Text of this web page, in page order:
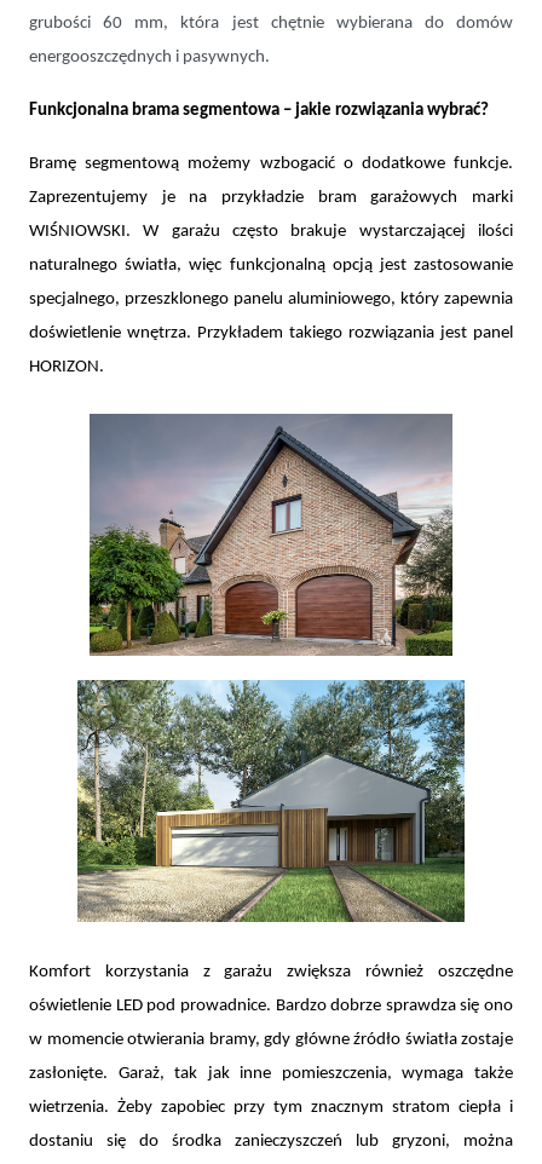
grubości 60 mm, która jest chętnie wybierana do domów
energooszczędnych i pasywnych.
Funkcjonalna brama segmentowa – jakie rozwiązania wybrać?
Bramę segmentową możemy wzbogacić o dodatkowe funkcje.
Zaprezentujemy je na przykładzie bram garażowych marki
WIŚNIOWSKI. W garażu często brakuje wystarczającej ilości
naturalnego światła, więc funkcjonalną opcją jest zastosowanie
specjalnego, przeszklonego panelu aluminiowego, który zapewnia
doświetlenie wnętrza. Przykładem takiego rozwiązania jest panel
HORIZON.
Komfort korzystania z garażu zwiększa również oszczędne
oświetlenie LED pod prowadnice. Bardzo dobrze sprawdza się ono
w momencie otwierania bramy, gdy główne źródło światła zostaje
zasłonięte. Garaż, tak jak inne pomieszczenia, wymaga także
wietrzenia. Żeby zapobiec przy tym znacznym stratom ciepła i
dostaniu się do środka zanieczyszczeń lub gryzoni, można